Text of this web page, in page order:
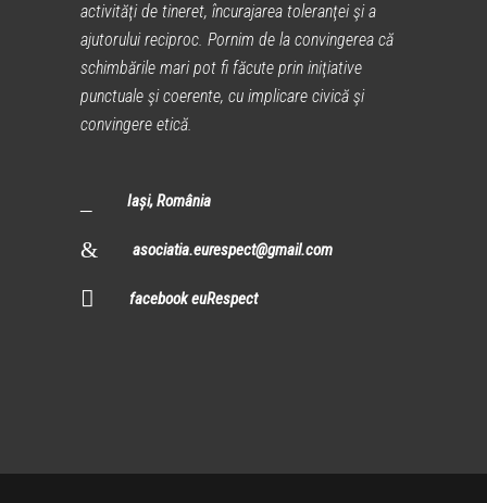
activităţi de tineret, încurajarea toleranţei şi a
ajutorului reciproc. Pornim de la convingerea că
schimbările mari pot fi făcute prin iniţiative
punctuale şi coerente, cu implicare civică şi
convingere etică.
Iași, România
asociatia.eurespect@gmail.com
facebook euRespect